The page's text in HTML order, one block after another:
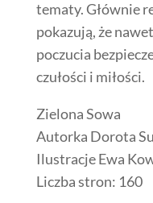
tematy. Głównie
pokazują, że
poczucia
czułości i miłości.
Zielona Sowa
Autorka Dorota
Ilustracje Ewa
Liczba stron: 160